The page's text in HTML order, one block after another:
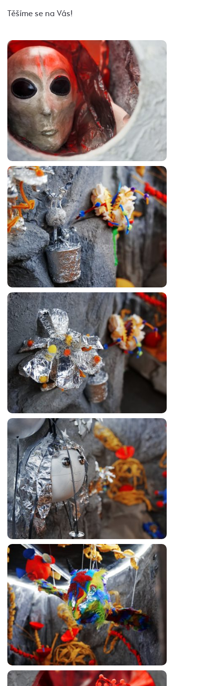
Těšíme se na Vás!